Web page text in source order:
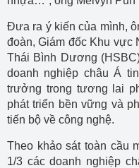
Đưa ra ý kiến của mình,
đoàn, Giám đốc Khu vực
Thái Bình Dương
doanh nghiệp châu Á
trưởng trong tương lai
phát triển bền vững và
tiến bộ về công nghệ.
Theo khảo sát toàn cầu
1/3 các doanh nghiệp